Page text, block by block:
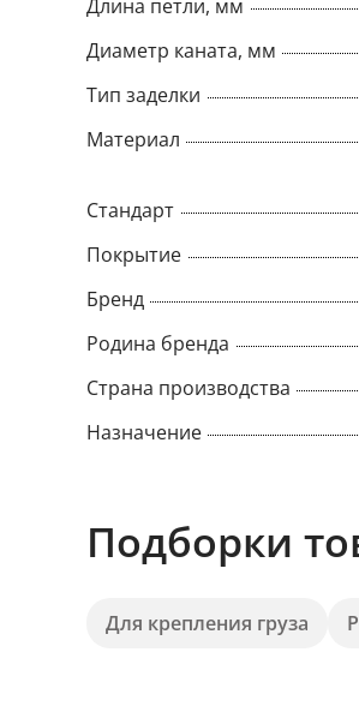
Длина петли, мм
Диаметр каната, мм
Тип заделки
Материал
Стандарт
Покрытие
Бренд
Родина бренда
Страна производства
Назначение
Подборки
Для крепления груза